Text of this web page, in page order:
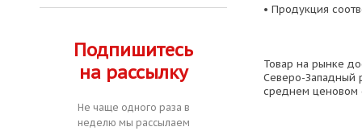
Подпишитесь
на рассылку
Не чаще одного раза в
неделю мы рассылаем
• Продукция
Товар на рынке
Северо-Западный
среднем ценовом